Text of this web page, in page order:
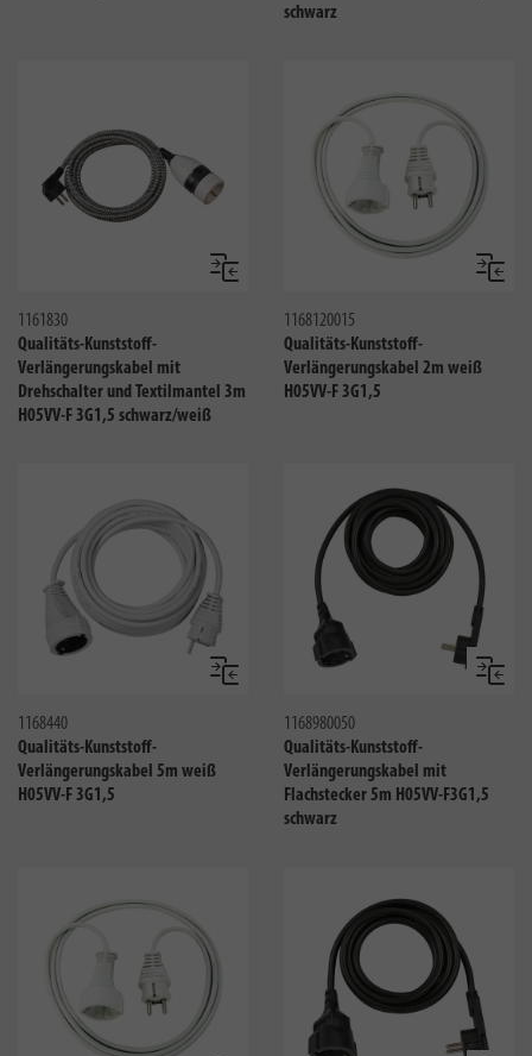
schwarz
Vergleichen
1161830
Qualitäts-Kunststoff-
Verlängerungskabel mit
Drehschalter und Textilmantel 3m
H05VV-F 3G1,5 schwarz/weiß
1168120015
Qualitäts-Kunststoff-
Verlängerungskabel 2m weiß
H05VV-F 3G1,5
Vergleichen
1168440
Qualitäts-Kunststoff-
Verlängerungskabel 5m weiß
H05VV-F 3G1,5
1168980050
Qualitäts-Kunststoff-
Verlängerungskabel mit
Flachstecker 5m H05VV-F3G1,5
schwarz